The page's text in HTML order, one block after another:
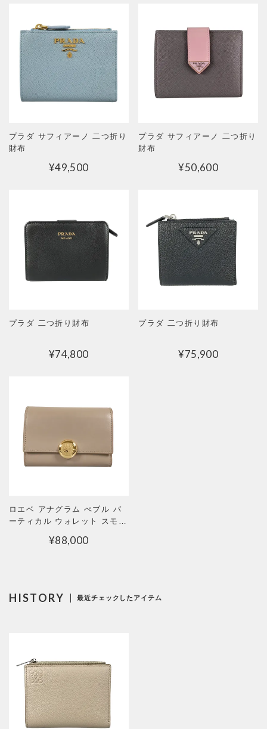
プラダ サフィアーノ 二つ折り
財布
¥49,500
プラダ サフィアーノ 二つ折り
財布
¥50,600
プラダ 二つ折り財布
¥74,800
プラダ 二つ折り財布
¥75,900
ロエベ アナグラム ぺブル バ
ーティカル ウォレット スモー
¥88,000
HISTORY 最近チェックしたアイテム